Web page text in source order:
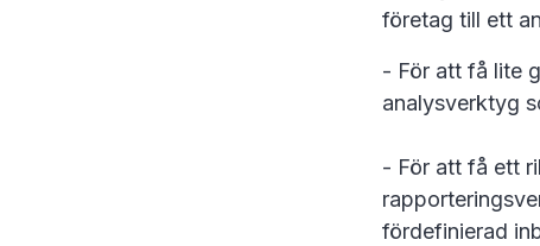
företag till ett
- För att få lite
analysverktyg
- För att få ett
fördefinierad